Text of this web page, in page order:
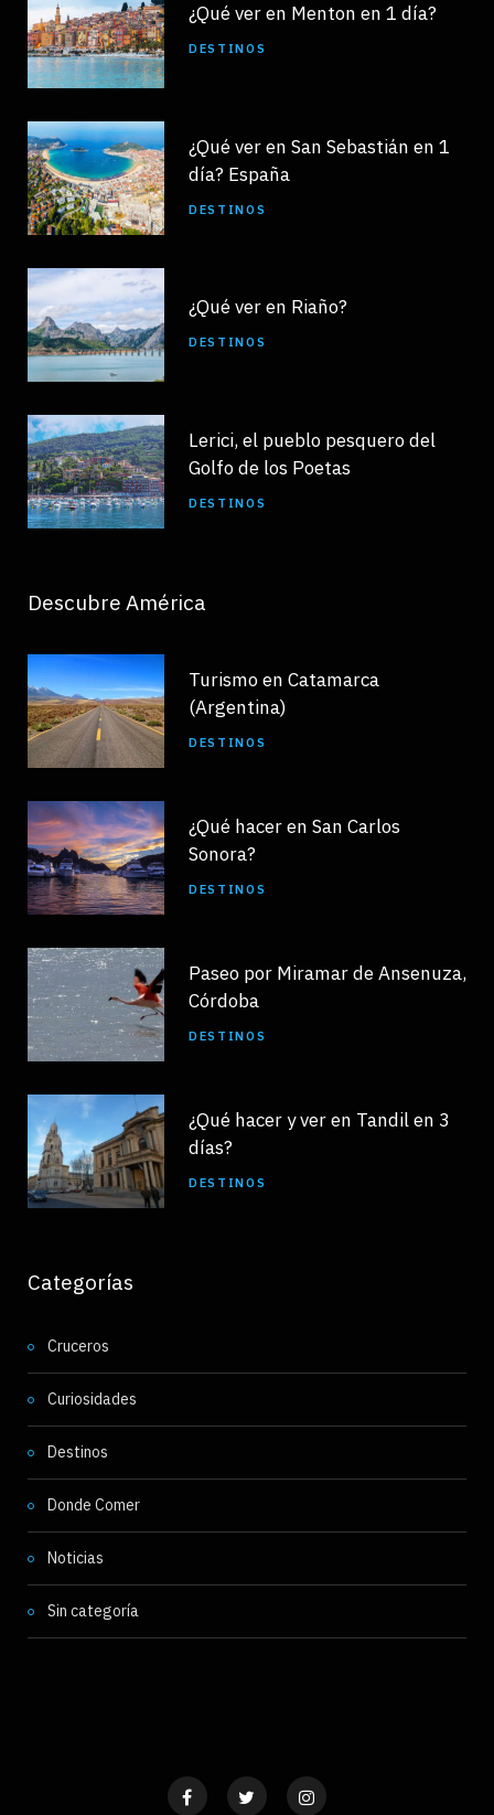
¿Qué ver en Menton en 1 día?
DESTINOS
¿Qué ver en San Sebastián en 1
día? España
DESTINOS
¿Qué ver en Riaño?
DESTINOS
Lerici, el pueblo pesquero del
Golfo de los Poetas
DESTINOS
Descubre América
Turismo en Catamarca
(Argentina)
DESTINOS
¿Qué hacer en San Carlos
Sonora?
DESTINOS
Paseo por Miramar de Ansenuza,
Córdoba
DESTINOS
¿Qué hacer y ver en Tandil en 3
días?
DESTINOS
Categorías
Cruceros
Curiosidades
Destinos
Donde Comer
Noticias
Sin categoría